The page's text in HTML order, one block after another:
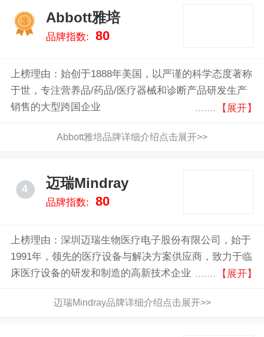
Abbott雅培
品牌指数: 80
上榜理由：始创于1888年美国，以严谨的科学态度著称
于世，专注营养品/药品/医疗器械和诊断产品研发生产
销售的大型跨国企业
【展开】
Abbott雅培品牌详细介绍点击展开>>
4 迈瑞Mindray
品牌指数: 80
上榜理由：深圳迈瑞生物医疗电子股份有限公司，始于
1991年，领先的医疗设备与解决方案供应商，致力于临
床医疗设备的研发和制造的高新技术企业
【展开】
迈瑞Mindray品牌详细介绍点击展开>>